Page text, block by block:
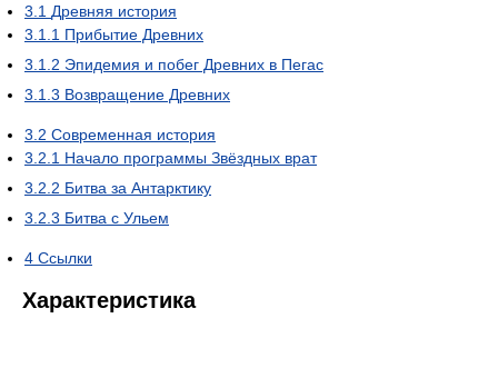
3.1 Древняя история
3.1.1 Прибытие Древних
3.1.2 Эпидемия и побег Древних в Пегас
3.1.3 Возвращение Древних
3.2 Современная история
3.2.1 Начало программы Звёздных врат
3.2.2 Битва за Антарктику
3.2.3 Битва с Ульем
4 Ссылки
Характеристика